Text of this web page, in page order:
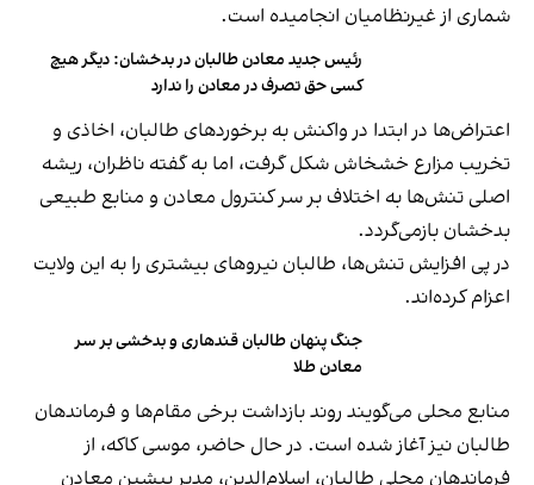
شماری از غیرنظامیان انجامیده است.
رئیس جدید معادن طالبان در بدخشان: دیگر هیچ
کسی حق تصرف در معادن را ندارد
اعتراض‌ها در ابتدا در واکنش به برخوردهای طالبان، اخاذی و
تخریب مزارع خشخاش شکل گرفت، اما به گفته ناظران، ریشه
اصلی تنش‌ها به اختلاف بر سر کنترول معادن و منابع طبیعی
بدخشان بازمی‌گردد.
در پی افزایش تنش‌ها، طالبان نیروهای بیشتری را به این ولایت
اعزام کرده‌اند.
جنگ پنهان طالبان قندهاری و بدخشی بر سر
معادن طلا
منابع محلی می‌گویند روند بازداشت برخی مقام‌ها و فرماندهان
طالبان نیز آغاز شده است. در حال حاضر، موسی کاکه، از